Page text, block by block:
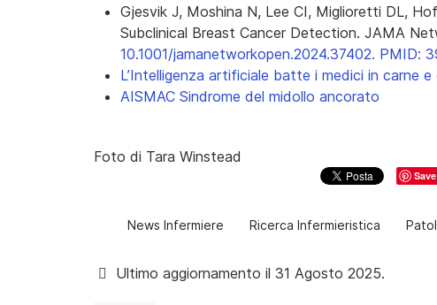
Gjesvik J, Moshina N, Lee CI, Miglioretti DL,
Subclinical Breast Cancer Detection. JAMA
10.1001/jamanetworkopen.2024.37402. PMID:
L’Intelligenza artificiale batte i medici in carne
AISMAC Sindrome del midollo ancorato
Foto di Tara Winstead
Save
News Infermiere Ricerca Infermieristica
Ultimo aggiornamento il 31 Agosto 2025.